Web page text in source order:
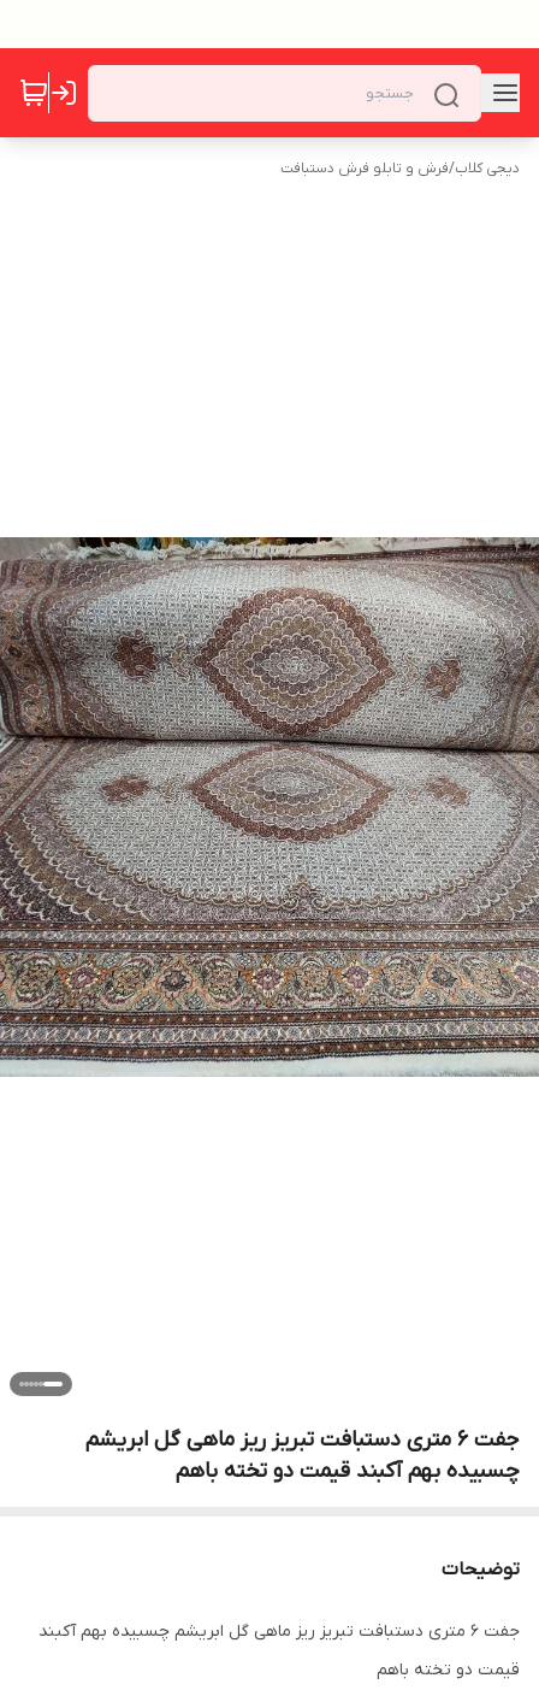
دیجی کلاب/فرش و تابلو فرش دستبافت
جفت ۶ متری دستبافت تبریز ریز ماهی گل ابریشم
چسبیده بهم آکبند قیمت دو تخته باهم
توضیحات
جفت ۶ متری دستبافت تبریز ریز ماهی گل ابریشم چسبیده بهم آکبند
قیمت دو تخته باهم